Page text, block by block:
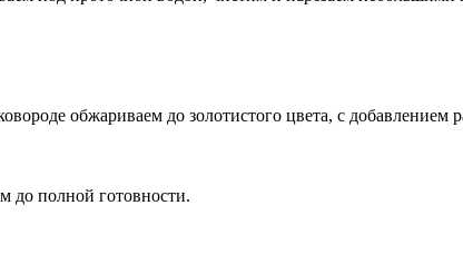
обжариваем до золотистого цвета, с добавлением
до полной готовности.